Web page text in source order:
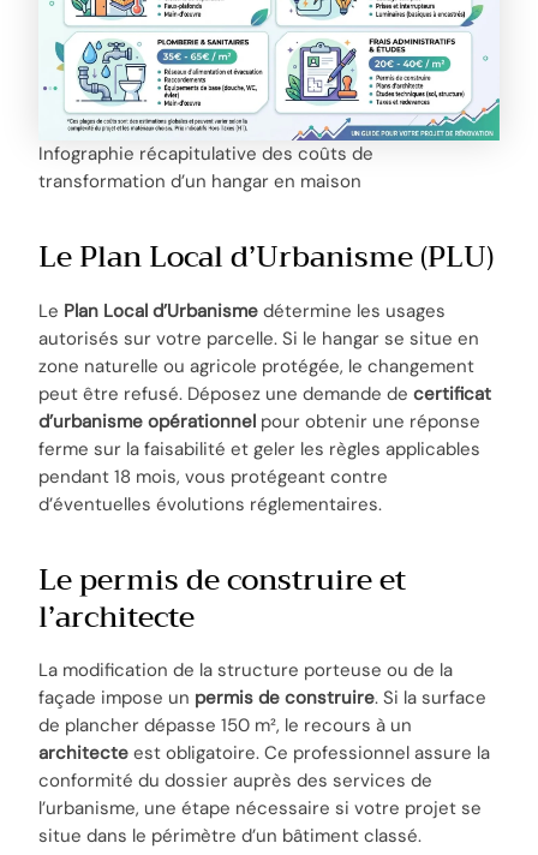
Infographie récapitulative des coûts de
transformation d’un hangar en maison
Le Plan Local d’Urbanisme (PLU)
Le Plan Local d’Urbanisme détermine les usages
autorisés sur votre parcelle. Si le hangar se situe en
zone naturelle ou agricole protégée, le changement
peut être refusé. Déposez une demande decertificat
d’urbanisme opérationnel pour obtenir une réponse
ferme sur la faisabilité et geler les règles applicables
pendant 18 mois, vous protégeant contre
d’éventuelles évolutions réglementaires.
Le permis de construire et
l’architecte
La modification de la structure porteuse ou de la
façade impose un permis de construire. Si la surface
de plancher dépasse 150 m², le recours à un
architecte est obligatoire. Ce professionnel assure la
conformité du dossier auprès des services de
l’urbanisme, une étape nécessaire si votre projet se
situe dans le périmètre d’un bâtiment classé.